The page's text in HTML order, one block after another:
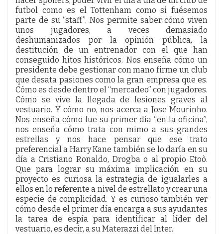
futbol como es el Tottenham como si fuésemos
parte de su “staff”. Nos permite saber cómo viven
unos jugadores, a veces demasiado
deshumanizados por la opinión pública, la
destitución de un entrenador con el que han
conseguido hitos históricos. Nos enseña cómo un
presidente debe gestionar con mano firme un club
que desata pasiones como la gran empresa que es.
Cómo es desde dentro el “mercadeo” con jugadores.
Cómo se vive la llegada de lesiones graves al
vestuario. Y cómo no, nos acerca a Jose Mourinho.
Nos enseña cómo fue su primer día “en la oficina”,
nos enseña cómo trata con mimo a sus grandes
estrellas y nos hace pensar que ese trato
preferencial a Harry Kane también se lo daría en su
día a Cristiano Ronaldo, Drogba o al propio Etoò.
Que para lograr su máxima implicación en su
proyecto es curiosa la estrategia de igualarles a
ellos en lo referente a nivel de estrellato y crear una
especie de complicidad. Y es curioso también ver
cómo desde el primer día encarga a sus ayudantes
la tarea de espía para identificar al líder del
vestuario, es decir, a su Materazzi del Inter.